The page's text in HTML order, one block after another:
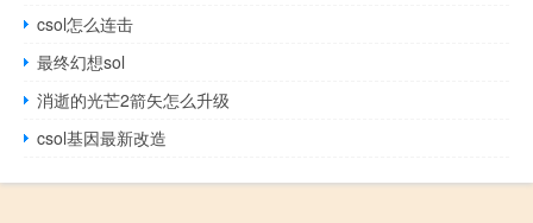
csol怎么连击
最终幻想sol
消逝的光芒2箭矢怎么升级
csol基因最新改造